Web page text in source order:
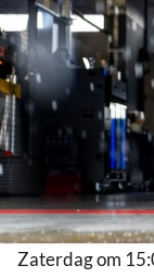
Zaterdag om